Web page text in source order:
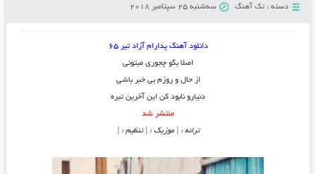
دسته : تک آهنگ سه‌شنبه 25 سپتامبر 2018
دانلود آهنگ پدارام آزاد تیر ۶۵
اصلا بگو چجوری میتونی
از حال و روزم بی خبر باشی
دنیارو نابود کن این آخرین تیره
منتشر شد
ترانه : | موزیک : | تنظیم : |